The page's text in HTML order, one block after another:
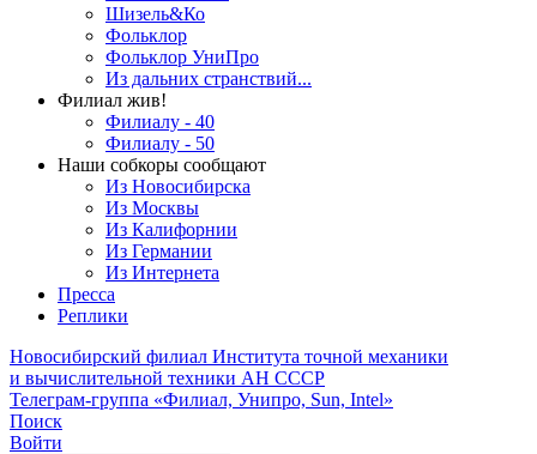
Шизель&Ко
Фольклор
Фольклор УниПро
Из дальних странствий...
Филиал жив!
Филиалу - 40
Филиалу - 50
Наши собкоры сообщают
Из Новосибирска
Из Москвы
Из Калифорнии
Из Германии
Из Интернета
Пресса
Реплики
Новосибирский филиал Института точной механики
и вычислительной техники АН СССР
Телеграм-группа «Филиал, Унипро, Sun, Intel»
Поиск
Войти